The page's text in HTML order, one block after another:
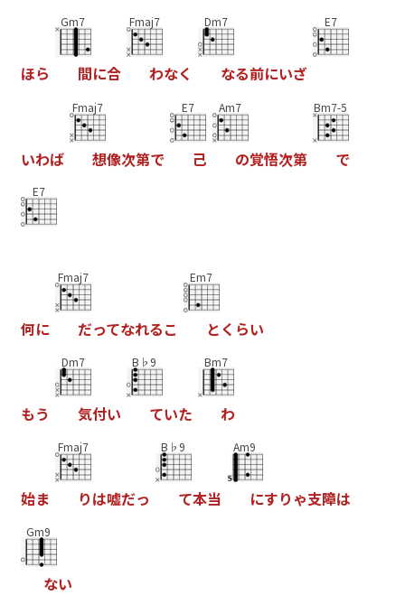
ほら
Gm7
間に合
Fmaj7
わなく
Dm7
なる前にいざ
E7
いわば
Fmaj7
想像次第で
E7
己
Am7
の覚悟次第
Bm7-5
で
E7
何に
Fmaj7
だってなれるこ
Em7
と く らい
もう
Dm7
気付い
B♭9
ていた
Bm7
わ
始ま
Fmaj7
りは嘘だっ
B♭9
て本当
Am9
にすり ゃ支障は
Gm9
ない